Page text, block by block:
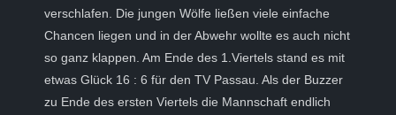
verschlafen. Die jungen Wölfe ließen viele einfache
Chancen liegen und in der Abwehr wollte es auch nicht
so ganz klappen. Am Ende des 1.Viertels stand es mit
etwas Glück 16 : 6 für den TV Passau. Als der Buzzer
zu Ende des ersten Viertels die Mannschaft endlich